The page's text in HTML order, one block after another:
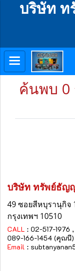
บริษัท
ค้นพบ 0
บริษัท ทรัพย์ธัญ
49 ซอยสีหบุรานุกิจ
กรุงเทพฯ 10510
CALL : 02-517-1976
089-166-1454 (คุณ
Email :